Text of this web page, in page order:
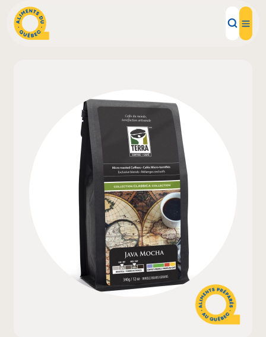
Recettes
Inspirations d'ici
Restaurants
Institutions
À propos